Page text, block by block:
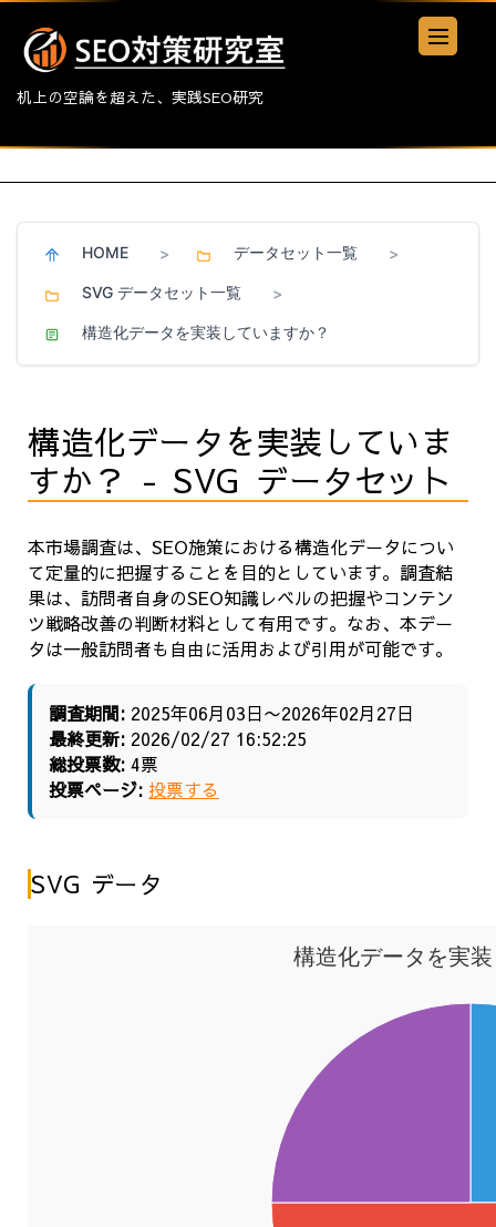
机上の空論を超えた、実践SEO研究
HOME > データセット一覧 >
SVG データセット一覧 >
構造化データを実装していますか？
構造化データを実装していま
すか？ - SVG データセット
本市場調査は、SEO施策における構造化データについ
て定量的に把握することを目的としています。調査結
果は、訪問者自身のSEO知識レベルの把握やコンテン
ツ戦略改善の判断材料として有用です。なお、本デー
タは一般訪問者も自由に活用および引用が可能です。
調査期間: 2025年06月03日〜2026年02月27日
最終更新: 2026/02/27 16:52:25
総投票数: 4票
投票ページ: 投票する
SVG データ
構造化データを実